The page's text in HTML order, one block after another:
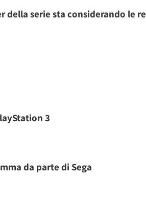
della serie sta considerando le
3
da parte di Sega